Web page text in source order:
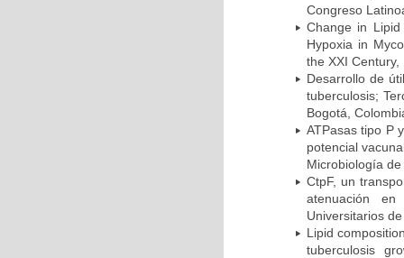
Congreso
Change in
Hypoxia in
the XXI
Desarrollo de
tuberculosis;
Bogotá,
ATPasas tipo P
potencial
Microbiología
CtpF, un
atenuación
Universitarios
Lipid
tuberculosis